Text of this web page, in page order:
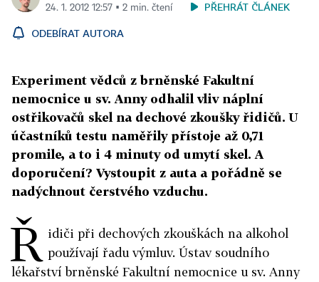
24. 1. 2012 12:57 ▪ 2 min. čtení
PŘEHRÁT ČLÁNEK
ODEBÍRAT AUTORA
Experiment vědců z brněnské Fakultní
nemocnice u sv. Anny odhalil vliv náplní
ostřikovačů skel na dechové zkoušky řidičů. U
účastníků testu naměřily přístoje až 0,71
promile, a to i 4 minuty od umytí skel. A
doporučení? Vystoupit z auta a pořádně se
nadýchnout čerstvého vzduchu.
Ř idiči při dechových zkouškách na alkohol
používají řadu výmluv. Ústav soudního
lékařství brněnské Fakultní nemocnice u sv. Anny